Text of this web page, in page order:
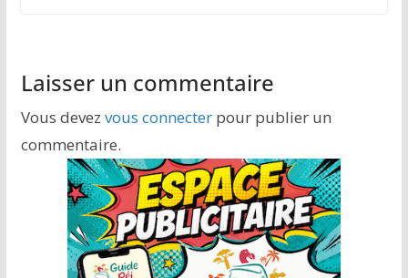
Laisser un commentaire
Vous devez vous connecterpour publier un
commentaire.